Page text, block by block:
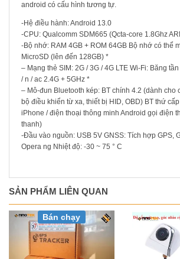
android có cấu hình tương tự.
-Hệ điều hành: Android 13.0
-CPU: Qualcomm SDM665 (Qcta-core 1.8Ghz
-Bộ nhớ: RAM 4GB + ROM 64GB Bộ nhớ có thể
MicroSD (lên đến 128GB) *
– Mạng thẻ SIM: 2G / 3G / 4G LTE Wi-Fi: Băng
/ n / ac 2.4G + 5GHz *
– Mô-đun Bluetooth kép: BT chính 4.2 (dành cho
bộ điều khiển từ xa, thiết bị HID, OBD) BT thứ
iPhone / điện thoại thông minh Android gọi điện
thanh)
-Đầu vào nguồn: USB 5V GNSS: Tích hợp GPS,
Opera ng Nhiệt độ: -30 ~ 75 ° C
SẢN PHẨM LIÊN QUAN
Bán chạy